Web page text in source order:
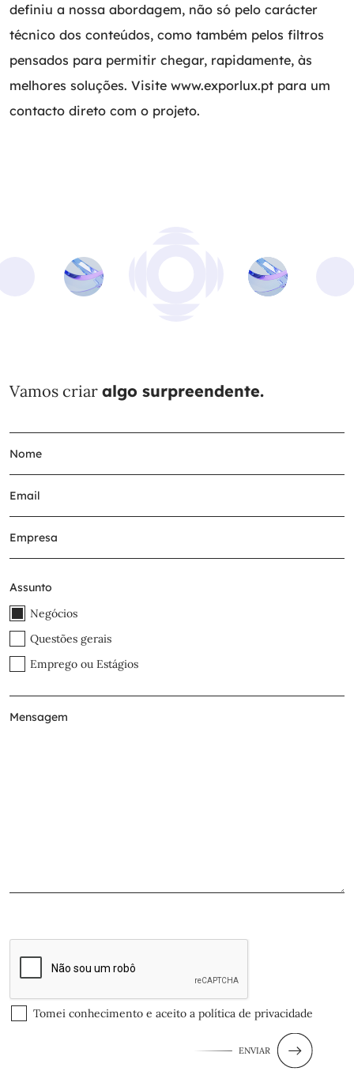
definiu a nossa abordagem, não só pelo carácter
técnico dos conteúdos, como também pelos filtros
pensados para permitir chegar, rapidamente, às
melhores soluções. Visite www.exporlux.pt para um
contacto direto com o projeto.
Vamos criar algo surpreendente.
Assunto
Negócios
Questões gerais
Emprego ou Estágios
Tomei conhecimento e aceito a política de privacidade
ENVIAR